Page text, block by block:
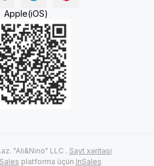
Apple(iOS)
"Ali&Nino" LLC . Sayt xəritəsi
platforma üçün InSales